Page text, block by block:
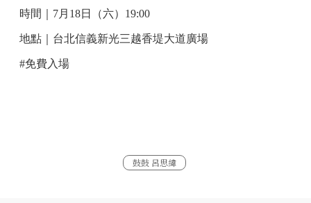
時間｜7月18日（六）19:00
地點｜台北信義新光三越香堤大道廣場
#免費入場
鼓鼓 呂思緯